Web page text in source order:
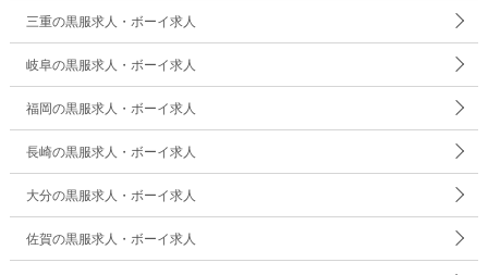
三重の黒服求人・ボーイ求人
岐阜の黒服求人・ボーイ求人
福岡の黒服求人・ボーイ求人
長崎の黒服求人・ボーイ求人
大分の黒服求人・ボーイ求人
佐賀の黒服求人・ボーイ求人